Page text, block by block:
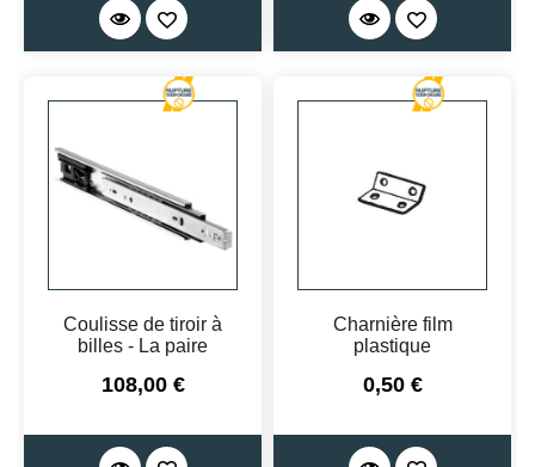
Coulisse de tiroir à
billes - La paire
Prix
108,00 €
Charnière film
plastique
Prix
0,50 €